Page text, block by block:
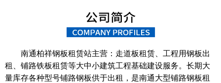
南通柏祥钢板租赁站主营：走道板租赁、工程用钢板出
租、铺路铁板租赁等大中小建筑工程基础建设服务。长期大
量库存各种型号铺路钢板供于出租，是南通大型铺路钢板租